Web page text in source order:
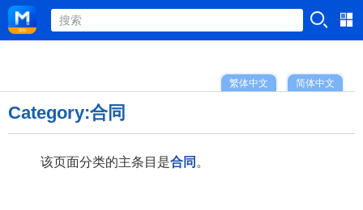
简体中文
繁体中文
Category:合同
该页面分类的主条目是合同 。